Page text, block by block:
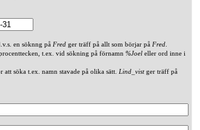
en söknng på Fred ger träff på allt som börjar på Fred
t.ex. vid sökning på förnamn %Joel eller ord inne i
söka t.ex. namn stavade på olika sätt. Lind_vistger träff på